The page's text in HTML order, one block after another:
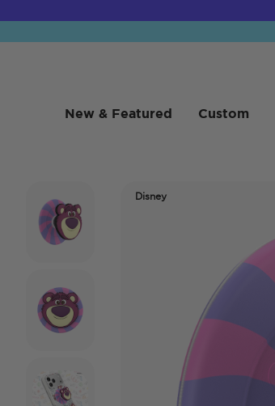
New & Featured
Custom
Disney